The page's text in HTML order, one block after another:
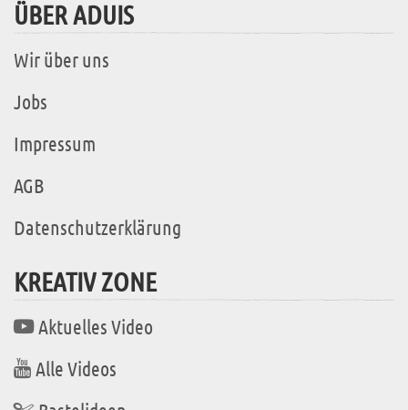
ÜBER ADUIS
Wir über uns
Jobs
Impressum
AGB
Datenschutzerklärung
KREATIV ZONE
Aktuelles Video
Alle Videos